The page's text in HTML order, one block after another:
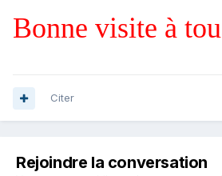
Bonne visite à
Citer
Rejoindre la conversation